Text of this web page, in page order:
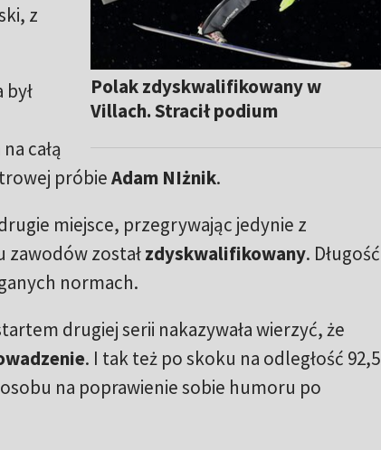
Polak zdyskwalifikowany w
Villach. Stracił podium
z
całą
próbieAdam NIżnik.
miejsce, przegrywając jedynie z
zawodów zostałzdyskwalifikowany. Długość
normach.
drugiej serii nakazywała wierzyć, że
. I tak też po skoku na odległość 92,5
na poprawienie sobie humoru po